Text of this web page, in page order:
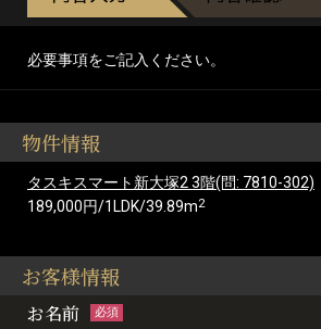
必要事項をご記入ください。
物件情報
タスキスマート新大塚2 3階(問: 7810-302)
189,000円/1LDK/39.89m2
お客様情報
お名前 必須